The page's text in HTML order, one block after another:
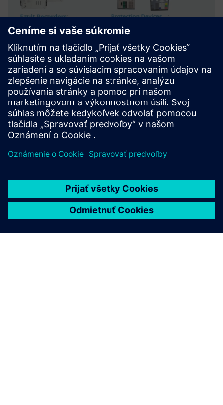
IVPower AFA Automated Fault
Analysis
IVPower AFA analyzuje prechodné záznamy a udalosti v
reálnom čase operátormi a odborníkmi, aby sa zamerali na
základné fakty a prijímali vhodné rozhodnutia.
Prečítajte si viac